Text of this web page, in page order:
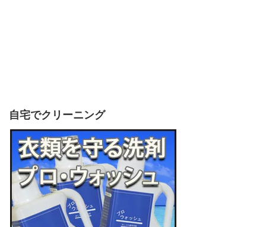
自宅でクリーニング